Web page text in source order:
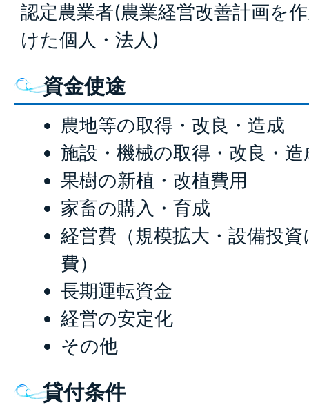
認定農業者(農業経営改善計画を
けた個人・法人)
資金使途
農地等の取得・改良・造成
施設・機械の取得・改良・造
果樹の新植・改植費用
家畜の購入・育成
経営費（規模拡大・設備投
費）
長期運転資金
経営の安定化
その他
貸付条件